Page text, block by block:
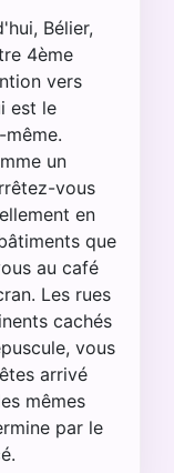
Bélier,
4ème
vers
est le
un
vous
en
que
au café
Les rues
cachés
vous
arrivé
mêmes
par le